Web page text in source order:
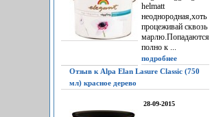
helmatt
неоднородная,хоть
процеживай сквозь
марлю.Попадаются
полно к ...
подробнее
Отзыв к Alpa Elan Lasure Classic (750
мл) красное дерево
28-09-2015